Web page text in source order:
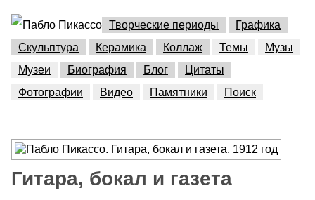
Творческие периоды
Графика
Скульптура
Керамика Коллаж Темы
Музы
Музеи
Биография Блог
Цитаты
Фотографии
Видео Памятники Поиск
Гитара, бокал и газета